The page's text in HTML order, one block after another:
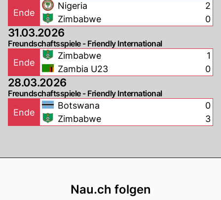
Ende
Nigeria
Zimbabwe
2
0
31.03.2026
Freundschaftsspiele - Friendly International
Ende
Zimbabwe
Zambia U23
1
0
28.03.2026
Freundschaftsspiele - Friendly International
Ende
Botswana
Zimbabwe
0
3
Nau.ch folgen